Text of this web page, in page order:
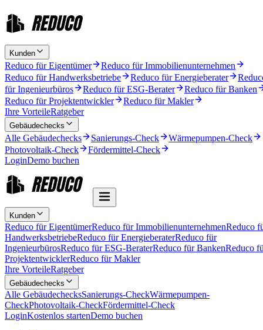
Kunden
Reduco für Eigentümer
Reduco für Immobilienunternehmen
Reduco für Handwerksbetriebe
Reduco für Energieberater
für Ingenieurbüros
Reduco für ESG-Berater
Reduco für Banken
Reduco für Projektentwickler
Reduco für Makler
Ihre VorteileRatgeber
Gebäudechecks
Alle Gebäudechecks Sanierungs-Check
Wärmepumpen-Check
Photovoltaik-Check
Fördermittel-Check
LoginDemo buchen
Kunden
Reduco für EigentümerReduco für ImmobilienunternehmenReduco
HandwerksbetriebeReduco für EnergieberaterReduco für
IngenieurbürosReduco für ESG-BeraterReduco für BankenReduco
ProjektentwicklerReduco für Makler
Ihre VorteileRatgeber
Gebäudechecks
Alle GebäudechecksSanierungs-CheckWärmepumpen-
CheckPhotovoltaik-CheckFördermittel-Check
LoginKostenlos startenDemo buchen